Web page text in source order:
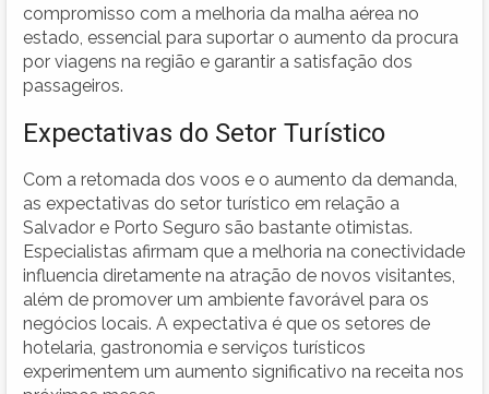
compromisso com a melhoria da malha aérea no
estado, essencial para suportar o aumento da procura
por viagens na região e garantir a satisfação dos
passageiros.
Expectativas do Setor Turístico
Com a retomada dos voos e o aumento da demanda,
as expectativas do setor turístico em relação a
Salvador e Porto Seguro são bastante otimistas.
Especialistas afirmam que a melhoria na conectividade
influencia diretamente na atração de novos visitantes,
além de promover um ambiente favorável para os
negócios locais. A expectativa é que os setores de
hotelaria, gastronomia e serviços turísticos
experimentem um aumento significativo na receita nos